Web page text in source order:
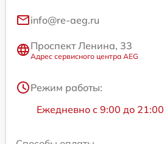
info@re-aeg.ru
Проспект Ленина, 33
Адрес сервисного центра AEG
Режим работы:
Ежедневно с 9:00 до 21:00